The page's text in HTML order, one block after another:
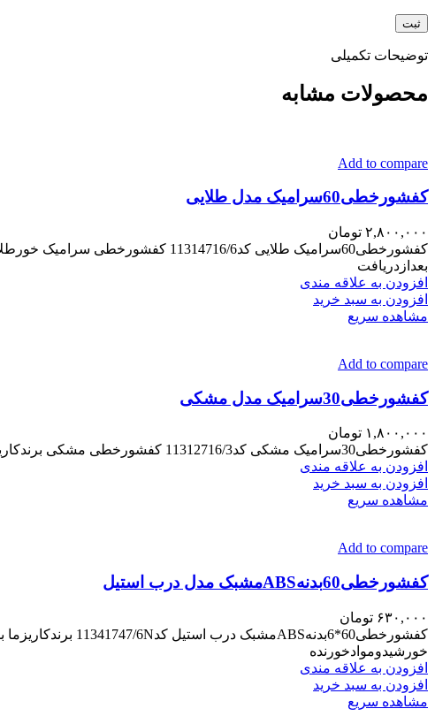
توضیحات تکمیلی
محصولات مشابه
Add to compare
کفشورخطی60سرامیک مدل طلایی
۲,۸۰۰,۰۰۰ تومان
بعدازدریافت
افزودن به علاقه مندی
افزودن به سبد خرید
مشاهده سریع
Add to compare
کفشورخطی30سرامیک مدل مشکی
۱,۸۰۰,۰۰۰ تومان
کفشورخطی30سرامیک مشکی کد11312716/3 کفشورخطی مشکی برندکاریزما رنگ کوره ای ابعاد7*60 استیل304 قطرخروجی5CM ضخامت بدنه1/5 مناسب تمام فضاها کالاضمانت تعویض تا24ساعت
افزودن به علاقه مندی
افزودن به سبد خرید
مشاهده سریع
Add to compare
کفشورخطی60بدنهABSمشبک مدل درب استیل
۶۳۰,۰۰۰ تومان
خورشیدوموادخورنده
افزودن به علاقه مندی
افزودن به سبد خرید
مشاهده سریع